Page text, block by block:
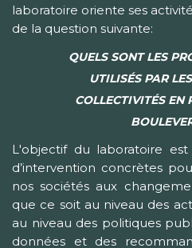
laboratoire oriente ses
de la question suivante:
QUELS SONT LES
UTILISÉS PAR
COLLECTIVITÉS EN
L'objectif du laboratoire
d’intervention concrètes
nos sociétés aux
que ce soit au niveau des
au niveau des politiques
données et des